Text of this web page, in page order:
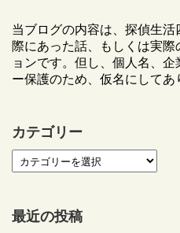
当ブログの内容は、探偵生
際にあった話、もしくは実
ョンです。但し、個人名、
ー保護のため、仮名にしてあ
カテゴリー
最近の投稿